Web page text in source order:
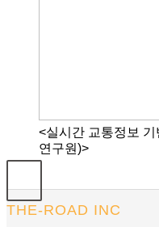
<실시간 교통정보
연구원)>
THE-ROAD INC